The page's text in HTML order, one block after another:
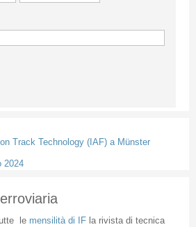
Track Technology (IAF) a Münster
2024
le mensilità di IFla rivista di tecnica